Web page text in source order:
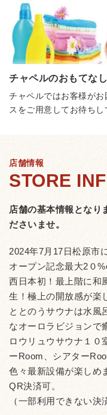
チャペルのおもてなし
チャペルではお客様が
スをご用意してお待ちし
店舗情報
店舗の基本情報となり
ださいませ。
2024年7月17日松原市
オープン記念最大2０
西日本初！最上階に和
生！極上の開放感が楽
ととのうサウナは水風
なオーロラビジョンで
ロウリュウサウナ１０
ーRoom、シアター
色々最新設備が楽しめ
QR決済可。
（一部利用できない決